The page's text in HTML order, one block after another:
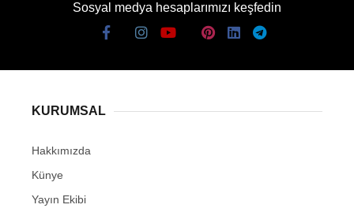
Sosyal medya hesaplarımızı keşfedin
KURUMSAL
Hakkımızda
Künye
Yayın Ekibi